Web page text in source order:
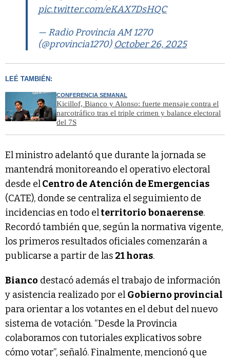
pic.twitter.com/eKAX7DsHQC
— Radio Provincia AM 1270
(@provincia1270) October 26, 2025
LEÉ TAMBIÉN:
CONFERENCIA SEMANAL
Kicillof, Bianco y Alonso: fuerte mensaje contra el
narcotráfico tras el triple crimen y balance electoral
del 7S
El ministro adelantó que durante la jornada se
mantendrá monitoreando el operativo electoral
desde elCentro de Atención de Emergencias
(CATE), donde se centraliza el seguimiento de
incidencias en todo elterritorio bonaerense.
Recordó también que, según la normativa vigente,
los primeros resultados oficiales comenzarán a
publicarse a partir de las 21 horas.
Bianco destacó además el trabajo de información
y asistencia realizado por el Gobierno provincial
para orientar a los votantes en el debut del nuevo
sistema de votación. “Desde la Provincia
colaboramos con tutoriales explicativos sobre
cómo votar”, señaló. Finalmente, mencionó que